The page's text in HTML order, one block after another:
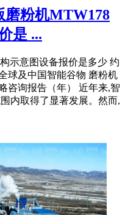
磨粉机MTW178
是 ...
示意图设备报价是多少 约
球及中国智能谷物 磨粉机
咨询报告（年） 近年来,智
内取得了显著发展。然而,